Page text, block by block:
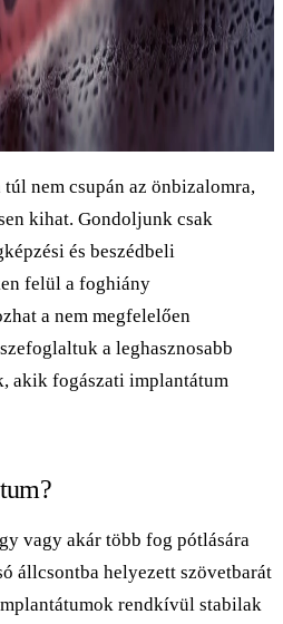
nem csupán az önbizalomra,
kihat. Gondoljunk csak
és beszédbeli
felül a foghiány
a nem megfelelően
a leghasznosabb
akik fogászati implantátum
vagy akár több fog pótlására
állcsontba helyezett szövetbarát
rendkívül stabilak